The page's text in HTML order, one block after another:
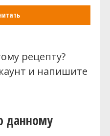
рецепту?
и напишите
данному